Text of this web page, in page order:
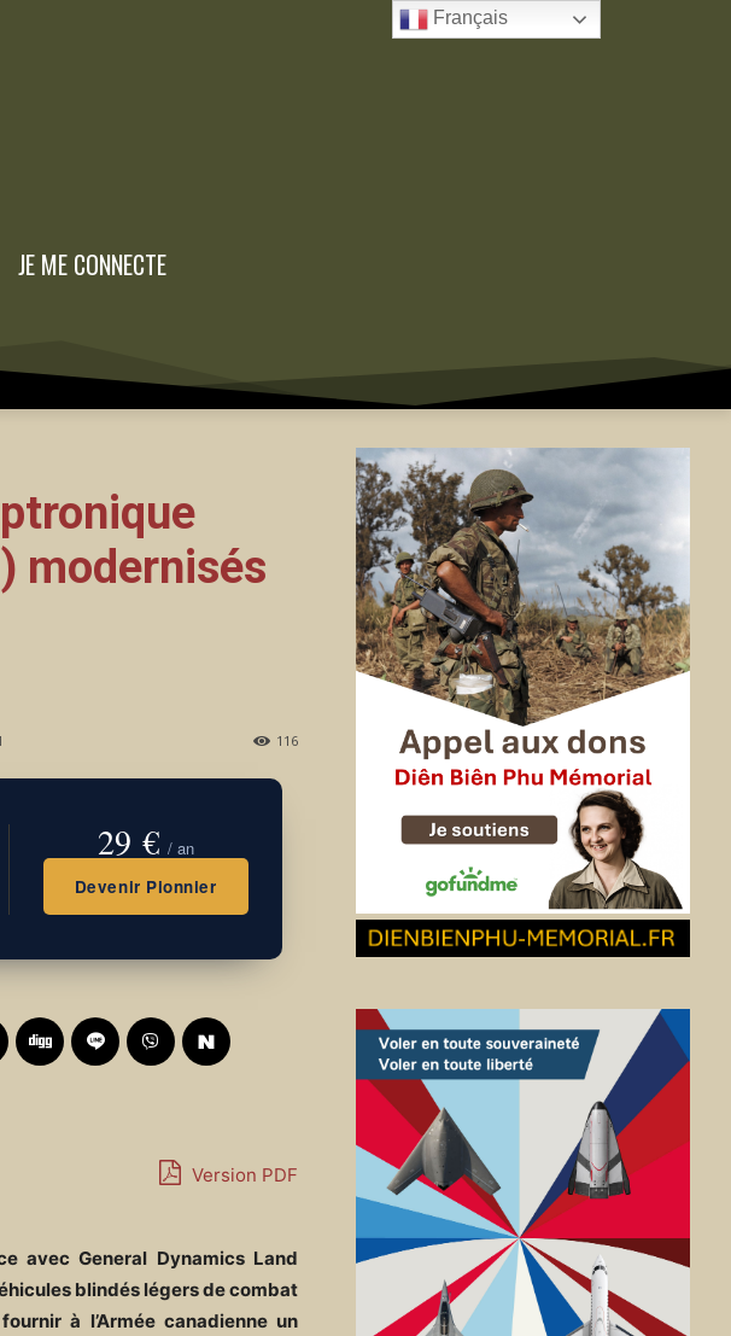
JE ME CONNECTE
modernisés
116
29 € / an
Devenir Pionnier
Version PDF
avec General Dynamics Land
blindés légers de combat
à l’Armée canadienne un
Français